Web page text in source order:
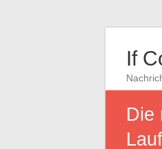
If
Die